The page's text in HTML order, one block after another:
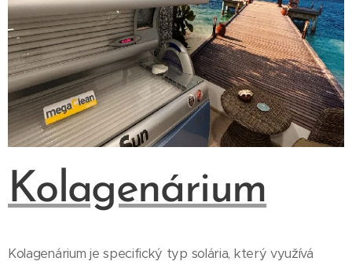
Kolagenárium
Kolagenárium je specifický typ solária, který využívá